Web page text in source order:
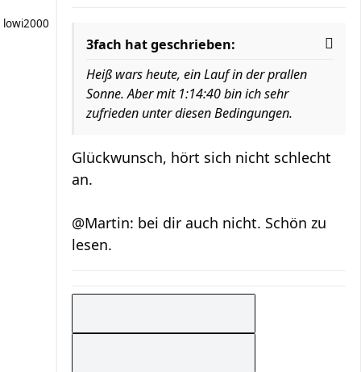
lowi2000
3fach hat geschrieben:
Heiß wars heute, ein Lauf in der prallen
Sonne. Aber mit 1:14:40 bin ich sehr
zufrieden unter diesen Bedingungen.
Glückwunsch, hört sich nicht schlecht
an.
@Martin: bei dir auch nicht. Schön zu
lesen.